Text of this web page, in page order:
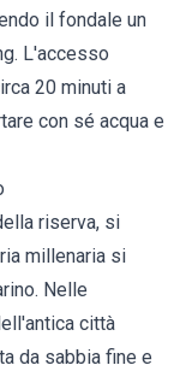
il fondale un
L'accesso
20 minuti a
con sé acqua e
riserva, si
millenaria si
Nelle
città
da sabbia fine e